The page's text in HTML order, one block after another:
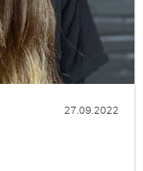
27.09.2022